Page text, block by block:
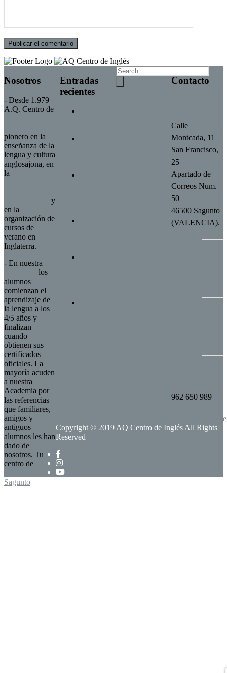
Nosotros
- Desde 1.979
A.Q. Centro de
pionero en la
enseñanza de la
lengua y cultura
anglosajona, en
la
y
en la
organización de
cursos de
verano en
Inglaterra.
- En nuestra
los
alumnos
comienzan el
aprendizaje de
la lengua a los
4/5 años y
finalizan
cuando
obtienen sus
certificados
oficiales. La
mayoría acuden
a nuestra
Academia por
las referencias
que familiares,
amigos y
antiguos
alumnos les han
dado de
nosotros. Tu
centro de
Sagunto
Entradas
recientes
Contacto
Calle
Montcada, 11
San Francisco,
25
Apartado de
Correos Num.
50
46500 Sagunto
(VALENCIA).
962 650 989
Copyright © 2019 AQ Centro de Inglés All Rights
Reserved